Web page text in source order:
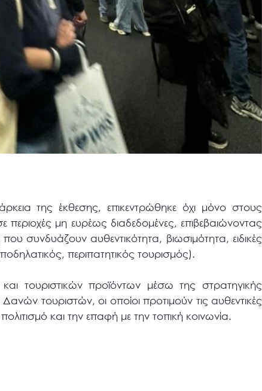
της έκθεσης, επικεντρώθηκε όχι μόνο στους
μη ευρέως διαδεδομένες, επιβεβαιώνοντας
συνδυάζουν αυθεντικότητα, βιωσιμότητα, ειδικές
περιπατητικός τουρισμός).
τουριστικών προϊόντων μέσω της στρατηγικής
τουριστών, οι οποίοι προτιμούν τις αυθεντικές
και την επαφή με την τοπική κοινωνία.